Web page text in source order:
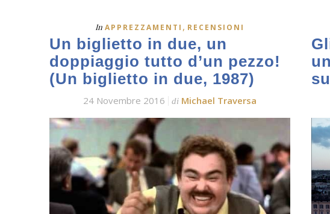
In APPREZZAMENTI , RECENSIONI
Un biglietto in due, un
doppiaggio tutto d’un pezzo!
(Un biglietto in due, 1987)
24 Novembre 2016 di Michael Traversa